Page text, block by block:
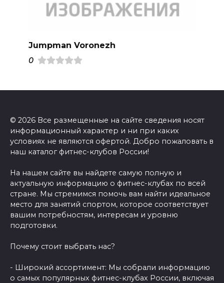
Jumpman Voronezh
0
© 2026 Все размещенные на сайте сведения носят
информационный характер и ни при каких
условиях не являются офертой. Добро пожаловать в
наш каталог фитнес-клубов России!
На нашем сайте вы найдете самую полную и
актуальную информацию о фитнес-клубах по всей
стране. Мы стремимся помочь вам найти идеальное
место для занятий спортом, которое соответствует
вашим потребностям, интересам и уровню
подготовки.
Почему стоит выбрать нас?
- Широкий ассортимент: Мы собрали информацию
о самых популярных фитнес-клубах России, включая